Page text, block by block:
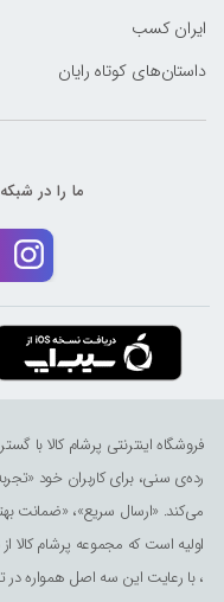
ایران کسب
داستان‌های کوتاه رایان
ما را در
فروشگاه اینترنتی پرشام کالا با
رده‌ی سنی، برای کاربران خود
می‌کند. «ارسال سریع»، «ضمانت
اولیه است که مجموعه پرشام کالا
، با رعایت این سه اصل همواره در